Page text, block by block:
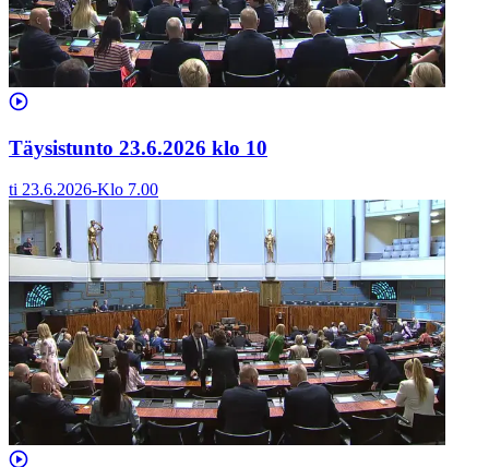
Täysistunto 23.6.2026 klo 10
ti 23.6.2026-Klo 7.00